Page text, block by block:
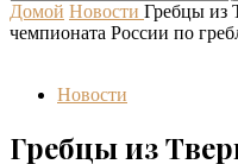
Домой Новости Гребцы из
чемпионата России по
Новости
Гребцы из